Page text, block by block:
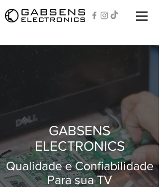
GABSENS
ELECTRONICS
Qualidade e Confiabilidade
Para sua TV